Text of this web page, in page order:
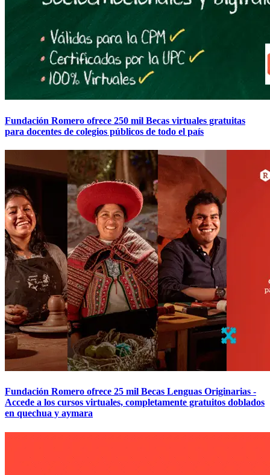
Fundación Romero ofrece 250 mil Becas virtuales gratuitas
para docentes de colegios públicos de todo el país
Fundación Romero ofrece 25 mil Becas Lenguas Originarias -
Accede a los cursos virtuales, completamente gratuitos doblados
en quechua y aymara